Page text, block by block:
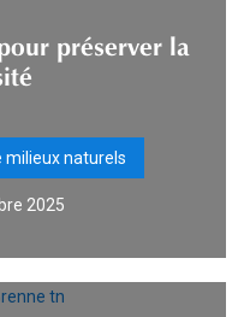
préserver la
milieux naturels
2025